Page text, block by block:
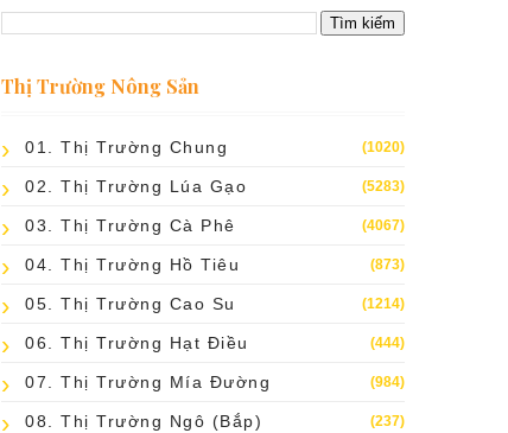
Thị Trường Nông Sản
01. Thị Trường Chung (1020)
02. Thị Trường Lúa Gạo (5283)
03. Thị Trường Cà Phê (4067)
04. Thị Trường Hồ Tiêu (873)
05. Thị Trường Cao Su (1214)
06. Thị Trường Hạt Điều (444)
07. Thị Trường Mía Đường (984)
08. Thị Trường Ngô (bắp) (237)